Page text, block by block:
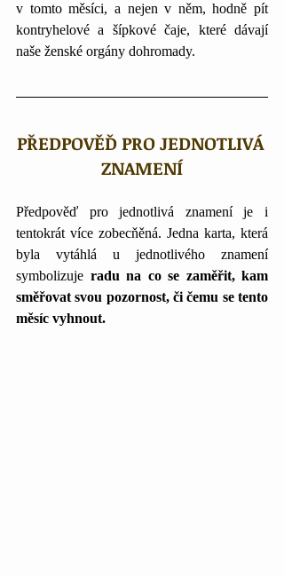
v tomto měsíci, a nejen v něm, hodně pít
kontryhelové a šípkové čaje, které dávají
naše ženské orgány dohromady.
PŘEDPOVĚĎ PRO JEDNOTLIVÁ
ZNAMENÍ
Předpověď pro jednotlivá znamení je i
tentokrát více zobecňěná. Jedna karta, která
byla vytáhlá u jednotlivého znamení
symbolizuje radu na co se zaměřit, kam
směřovat svou pozornost, či čemu se tento
měsíc vyhnout.